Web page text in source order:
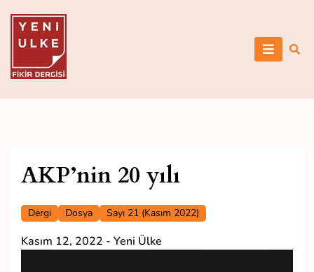
content
Yeni Ülke
AKP’nin 20 yılı
Dergi Dosya Sayı 21 (Kasım 2022)
Kasım 12, 2022 - Yeni Ülke